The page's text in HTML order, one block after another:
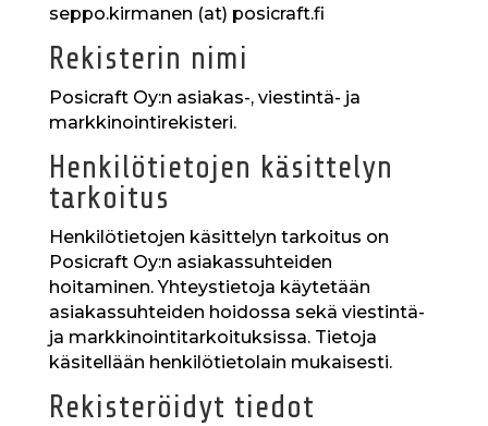
seppo.kirmanen (at) posicraft.fi
Rekisterin nimi
Posicraft Oy:n asiakas-, viestintä- ja
markkinointirekisteri.
Henkilötietojen käsittelyn
tarkoitus
Henkilötietojen käsittelyn tarkoitus on
Posicraft Oy:n asiakassuhteiden
hoitaminen. Yhteystietoja käytetään
asiakassuhteiden hoidossa sekä viestintä-
ja markkinointitarkoituksissa. Tietoja
käsitellään henkilötietolain mukaisesti.
Rekisteröidyt tiedot